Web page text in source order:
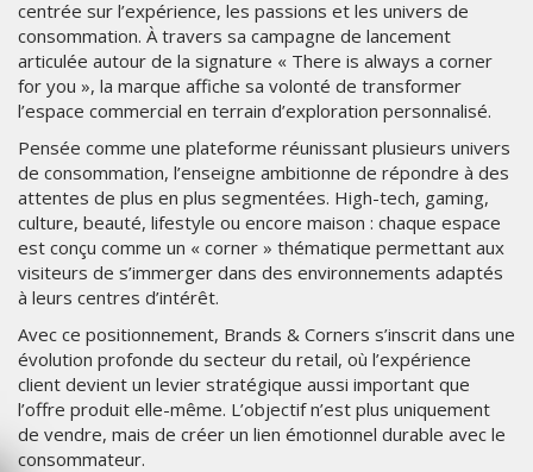
centrée sur l’expérience, les passions et les univers de
consommation. À travers sa campagne de lancement
articulée autour de la signature « There is always a corner
for you », la marque affiche sa volonté de transformer
l’espace commercial en terrain d’exploration personnalisé.
Pensée comme une plateforme réunissant plusieurs univers
de consommation, l’enseigne ambitionne de répondre à des
attentes de plus en plus segmentées. High-tech, gaming,
culture, beauté, lifestyle ou encore maison : chaque espace
est conçu comme un « corner » thématique permettant aux
visiteurs de s’immerger dans des environnements adaptés
à leurs centres d’intérêt.
Avec ce positionnement, Brands & Corners s’inscrit dans une
évolution profonde du secteur du retail, où l’expérience
client devient un levier stratégique aussi important que
l’offre produit elle-même. L’objectif n’est plus uniquement
de vendre, mais de créer un lien émotionnel durable avec le
consommateur.